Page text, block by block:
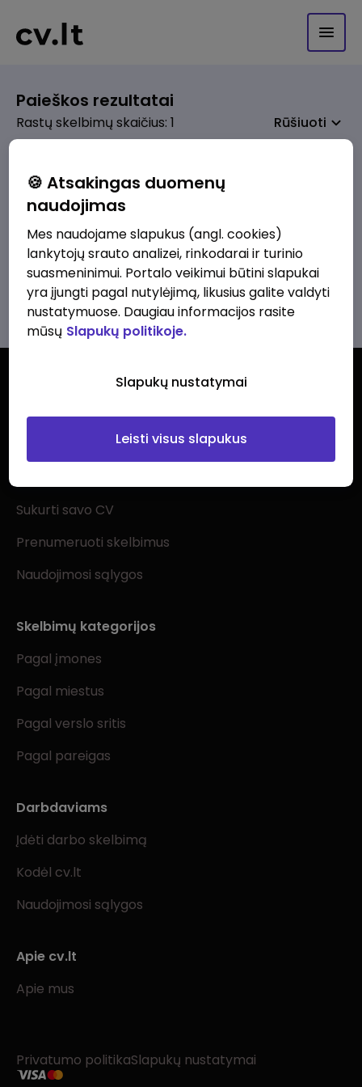
Paieškos rezultatai
Rastų skelbimų skaičius: 1 Rūšiuoti
prieš 1 sav.
Sodininko (-ės)
Hercs Flora Vilnius
2200 - 2700 €/mėn. Prieš mokesčius
Ieškantiems darbo
Sukurti savo CV
Prenumeruoti skelbimus
Naudojimosi sąlygos
Skelbimų kategorijos
Pagal įmones
Pagal miestus
Pagal verslo sritis
Pagal pareigas
Darbdaviams
Įdėti darbo skelbimą
Kodėl cv.lt
Naudojimosi sąlygos
Apie cv.lt
Apie mus
Privatumo politikaSlapukų nustatymai
🍪 Atsakingas duomenų
naudojimas
Mes naudojame slapukus (angl. cookies)
lankytojų srauto analizei, rinkodarai ir turinio
suasmeninimui. Portalo veikimui būtini slapukai
yra įjungti pagal nutylėjimą, likusius galite valdyti
nustatymuose. Daugiau informacijos rasite
mūsų Slapukų politikoje.
Slapukų nustatymai
Leisti visus slapukus